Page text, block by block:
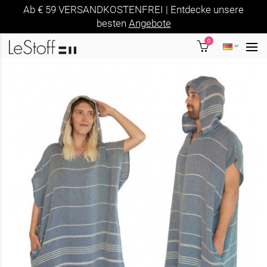
Ab € 59 VERSANDKOSTENFREI | Entdecke unsere
besten Angebote
0